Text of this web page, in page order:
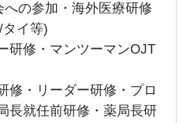
の参加・海外医療研修
イ等)
研修・マンツーマンOJT
修・リーダー研修・プロ
長就任前研修・薬局長研